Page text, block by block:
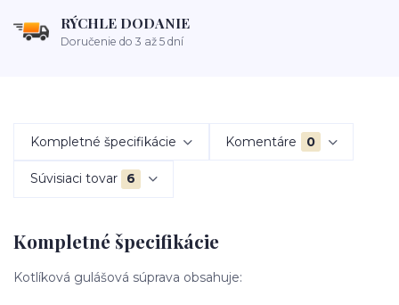
RÝCHLE DODANIE
Doručenie do 3 až 5 dní
Kompletné špecifikácie Komentáre 0
Súvisiaci tovar 6
Kompletné špecifikácie
Kotlíková gulášová súprava obsahuje: